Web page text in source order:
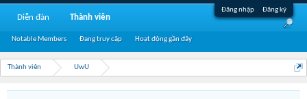
Đăng nhập Đăng ký
Thành viên UwU
Diễn đàn Thành viên
Notable Members Đang truy cập Hoạt động gần đây